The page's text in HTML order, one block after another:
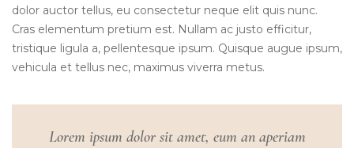
dolor auctor tellus, eu consectetur neque elit quis nunc.
Cras elementum pretium est. Nullam ac justo efficitur,
tristique ligula a, pellentesque ipsum. Quisque augue ipsum,
vehicula et tellus nec, maximus viverra metus.
Lorem ipsum dolor sit amet, eum an aperiam